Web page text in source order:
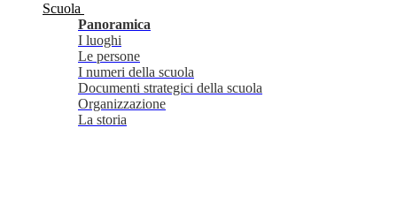
Scuola
Panoramica
I luoghi
Le persone
I numeri della scuola
Documenti strategici della scuola
Organizzazione
La storia